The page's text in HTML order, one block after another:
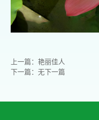
上一篇：艳丽佳人
下一篇：无下一篇